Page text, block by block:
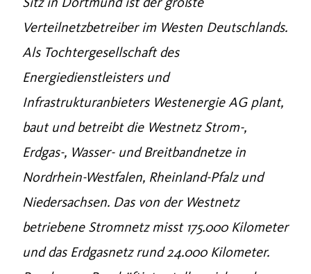
Verteilnetzbetreiber im Westen Deutschlands.
Als Tochtergesellschaft des
Energiedienstleisters und
Infrastrukturanbieters Westenergie AG plant,
baut und betreibt die Westnetz Strom-,
Erdgas-, Wasser- und Breitbandnetze in
Nordrhein-Westfalen, Rheinland-Pfalz und
Niedersachsen. Das von der Westnetz
betriebene Stromnetz misst 175.000 Kilometer
und das Erdgasnetz rund 24.000 Kilometer.